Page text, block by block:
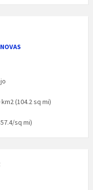
(104.2 sq mi)
sq mi)